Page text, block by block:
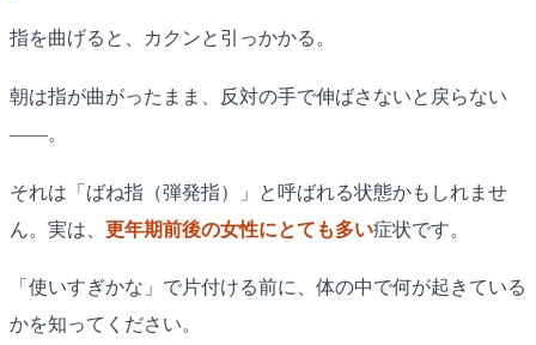
指を曲げると、カクンと引っかかる。
朝は指が曲がったまま、反対の手で伸ばさないと戻らない
——。
それは「ばね指（弾発指）」と呼ばれる状態かもしれませ
ん。実は、 更年期前後の女性にとても多い症状です。
「使いすぎかな」で片付ける前に、体の中で何が起きている
かを知ってください。